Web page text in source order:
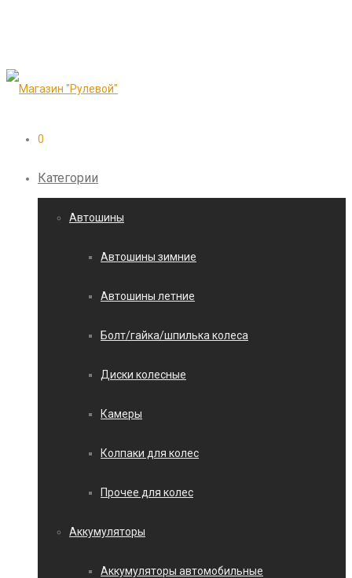
0
Категории
Автошины
Автошины зимние
Автошины летние
Болт/гайка/шпилька колеса
Диски колесные
Камеры
Колпаки для колес
Прочее для колес
Аккумуляторы
Аккумуляторы автомобильные